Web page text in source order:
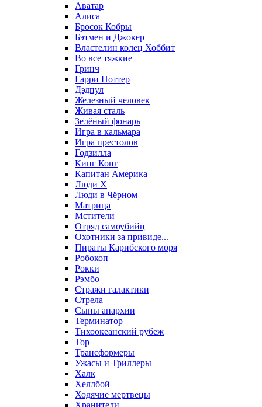
Аватар
Алиса
Бросок Кобры
Бэтмен и Джокер
Властелин колец Хоббит
Во все тяжкие
Гринч
Гарри Поттер
Дэдпул
Железный человек
Живая сталь
Зелёный фонарь
Игра в кальмара
Игра престолов
Годзилла
Кинг Конг
Капитан Америка
Люди X
Люди в Чёрном
Матрица
Мстители
Отряд самоубийц
Охотники за привиде...
Пираты Карибского моря
Робокоп
Рокки
Рэмбо
Стражи галактики
Стрела
Сыны анархии
Терминатор
Тихоокеанский рубеж
Тор
Трансформеры
Ужасы и Триллеры
Халк
Хеллбой
Ходячие мертвецы